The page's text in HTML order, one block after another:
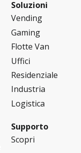
Soluzioni
Vending
Gaming
Flotte Van
Uffici
Residenziale
Industria
Logistica
Supporto
Scopri